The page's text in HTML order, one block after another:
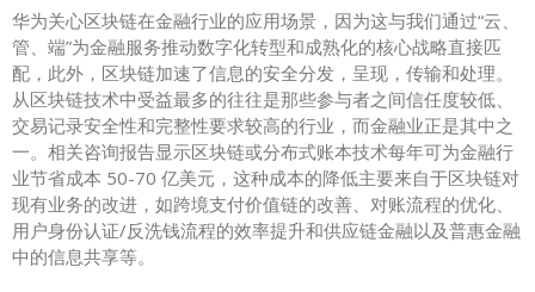
华为关心区块链在金融行业的应用场景，因为这与我们通过“云、
管、端”为金融服务推动数字化转型和成熟化的核心战略直接匹
配，此外，区块链加速了信息的安全分发，呈现，传输和处理。
从区块链技术中受益最多的往往是那些参与者之间信任度较低、
交易记录安全性和完整性要求较高的行业，而金融业正是其中之
一。相关咨询报告显示区块链或分布式账本技术每年可为金融行
业节省成本 50-70 亿美元，这种成本的降低主要来自于区块链对
现有业务的改进，如跨境支付价值链的改善、对账流程的优化、
用户身份认证/反洗钱流程的效率提升和供应链金融以及普惠金融
中的信息共享等。